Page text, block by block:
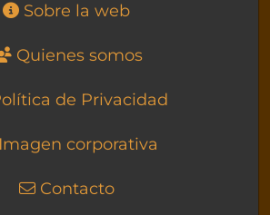
Sobre la web
Quienes somos
de Privacidad
corporativa
Contacto